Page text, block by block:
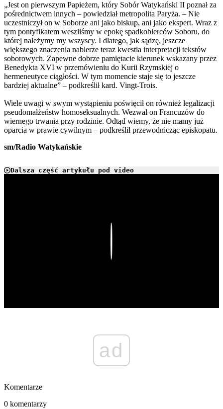
„Jest on pierwszym Papieżem, który Sobór Watykański II poznał za
pośrednictwem innych – powiedział metropolita Paryża. – Nie
uczestniczył on w Soborze ani jako biskup, ani jako ekspert. Wraz z
tym pontyfikatem weszliśmy w epokę spadkobierców Soboru, do
której należymy my wszyscy. I dlatego, jak sądzę, jeszcze
większego znaczenia nabierze teraz kwestia interpretacji tekstów
soborowych. Zapewne dobrze pamiętacie kierunek wskazany przez
Benedykta XVI w przemówieniu do Kurii Rzymskiej o
hermeneutyce ciągłości. W tym momencie staje się to jeszcze
bardziej aktualne” – podkreślił kard. Vingt-Trois.
Wiele uwagi w swym wystąpieniu poświęcił on również legalizacji
pseudomałżeństw homoseksualnych. Wezwał on Francuzów do
wiernego trwania przy rodzinie. Odtąd wiemy, że nie mamy już
oparcia w prawie cywilnym – podkreślił przewodnicząc episkopatu.
sm/Radio Watykańskie
Dalsza część artykułu pod video
ad
Komentarze
0 komentarzy